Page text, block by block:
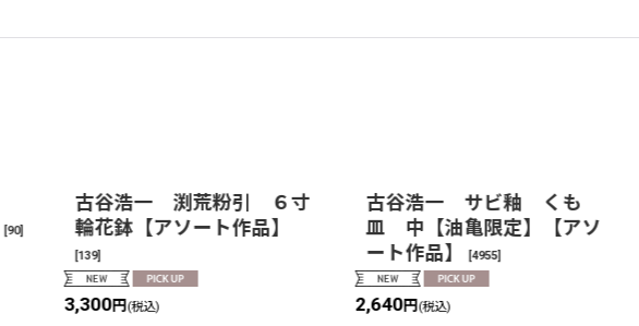
90]
古谷浩一 渕荒粉引 ６寸
輪花鉢【アソート作品】
139]
3,300円 (税込)
古谷浩一 サビ釉 くも
皿 中【油亀限定】【アソ
ート作品】
[4955]
2,640円 (税込)